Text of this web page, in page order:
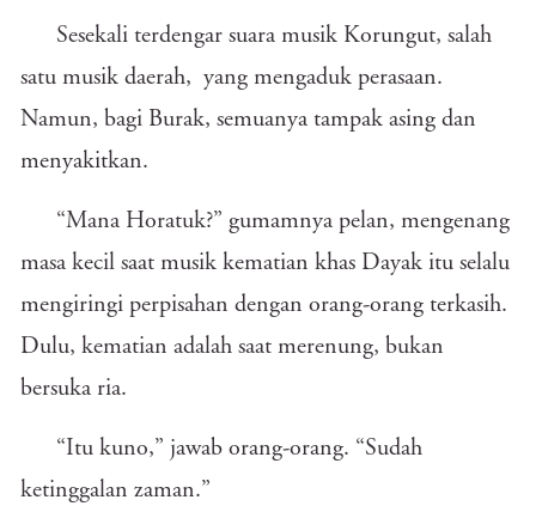
Sesekali terdengar suara musik Korungut, salah
satu musik daerah, yang mengaduk perasaan.
Namun, bagi Burak, semuanya tampak asing dan
menyakitkan.
“Mana Horatuk?” gumamnya pelan, mengenang
masa kecil saat musik kematian khas Dayak itu selalu
mengiringi perpisahan dengan orang-orang terkasih.
Dulu, kematian adalah saat merenung, bukan
bersuka ria.
“Itu kuno,” jawab orang-orang. “Sudah
ketinggalan zaman.”